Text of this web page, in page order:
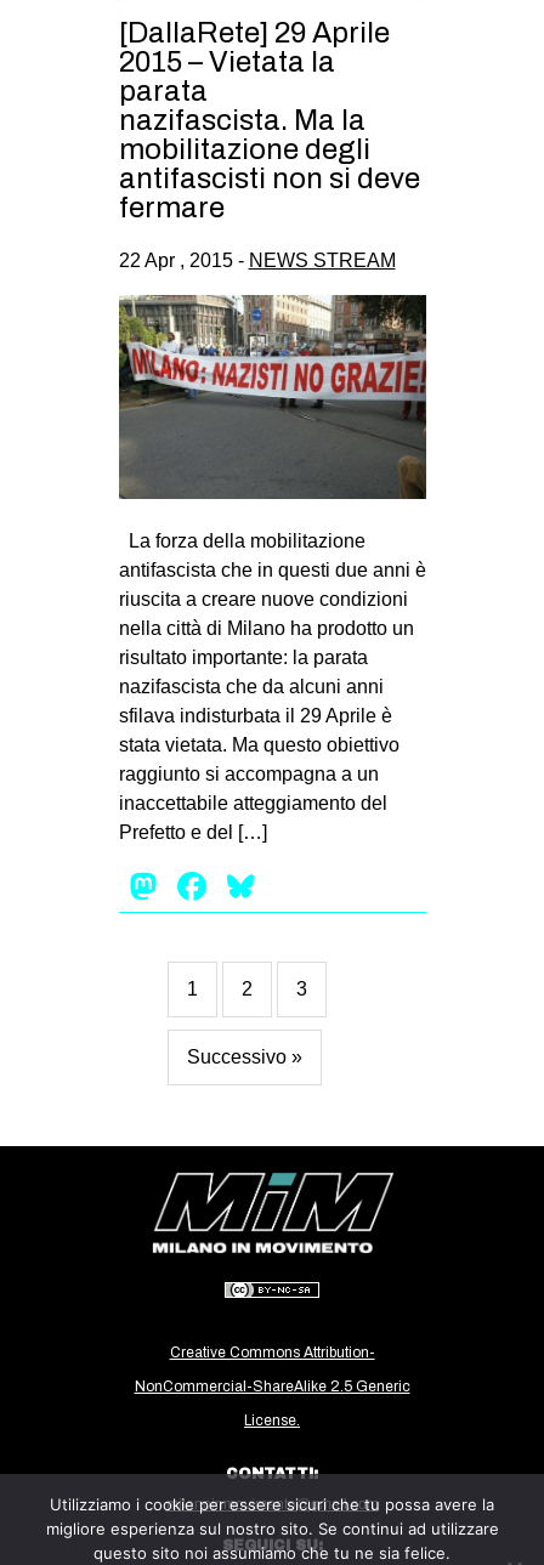
[DallaRete] 29 Aprile
2015 – Vietata la
parata
nazifascista. Ma la
mobilitazione degli
antifascisti non si deve
fermare
22 Apr , 2015 - NEWS STREAM
La forza della mobilitazione
antifascista che in questi due anni è
riuscita a creare nuove condizioni
nella città di Milano ha prodotto un
risultato importante: la parata
nazifascista che da alcuni anni
sfilava indisturbata il 29 Aprile è
stata vietata. Ma questo obiettivo
raggiunto si accompagna a un
inaccettabile atteggiamento del
Prefetto e del […]
Mastodon
Facebook
1 2 3
Successivo »
Creative Commons Attribution-
NonCommercial-ShareAlike 2.5 Generic
License.
CONTATTI:
milanoinmovimento@gmail.com
SEGUICI SU:
Utilizziamo i cookie per essere sicuri che tu possa avere la
migliore esperienza sul nostro sito. Se continui ad utilizzare
questo sito noi assumiamo che tu ne sia felice.